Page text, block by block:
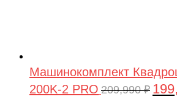
Машинокомплект
200K-2 PRO 209,990₽